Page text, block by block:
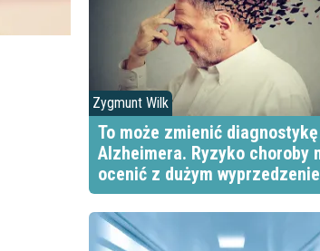
Zygmunt Wilk
To może zmienić diagnostykę
Alzheimera. Ryzyko choroby
ocenić z dużym